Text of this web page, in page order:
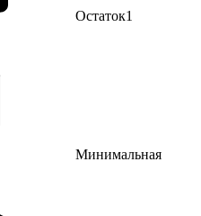
Остаток1
Минимальная